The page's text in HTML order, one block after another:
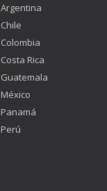
Argentina
Chile
Colombia
Costa Rica
Guatemala
México
Panamá
Perú